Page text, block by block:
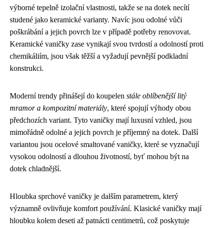
výborné tepelně izolační vlastnosti, takže se na dotek necítí
studené jako keramické varianty. Navíc jsou odolné vůči
poškrábání a jejich povrch lze v případě potřeby renovovat.
Keramické vaničky zase vynikají svou tvrdostí a odolností proti
chemikáliím, jsou však těžší a vyžadují pevnější podkladní
konstrukci.
Moderní trendy přinášejí do koupelen stále oblíbenější litý
mramor a kompozitní materiály, které spojují výhody obou
předchozích variant. Tyto vaničky mají luxusní vzhled, jsou
mimořádně odolné a jejich povrch je příjemný na dotek. Další
variantou jsou ocelové smaltované vaničky, které se vyznačují
vysokou odolností a dlouhou životností, byť mohou být na
dotek chladnější.
Hloubka sprchové vaničky je dalším parametrem, který
významně ovlivňuje komfort používání. Klasické vaničky mají
hloubku kolem deseti až patnácti centimetrů, což poskytuje